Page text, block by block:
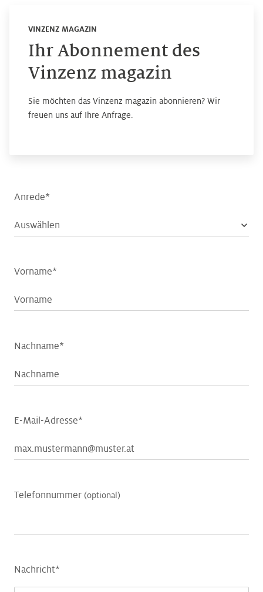
VINZENZ MAGAZIN
Ihr Abonnement des
Vinzenz magazin
Sie möchten das Vinzenz magazin abonnieren? Wir
freuen uns auf Ihre Anfrage.
Anrede*
Auswählen
Vorname*
Nachname*
E-Mail-Adresse*
Telefonnummer (optional)
Nachricht*